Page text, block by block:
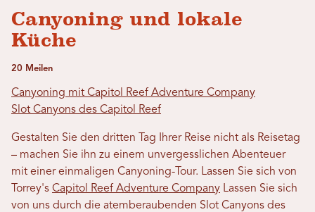
Canyoning und lokale
Küche
20 Meilen
Canyoning mit Capitol Reef Adventure Company
Slot Canyons des Capitol Reef
Gestalten Sie den dritten Tag Ihrer Reise nicht als Reisetag
– machen Sie ihn zu einem unvergesslichen Abenteuer
mit einer einmaligen Canyoning-Tour. Lassen Sie sich von
Torrey's Capitol Reef Adventure Company Lassen Sie sich
von uns durch die atemberaubenden Slot Canyons des